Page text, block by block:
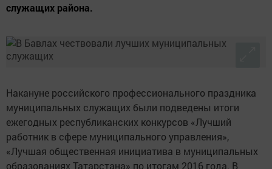
служащих района.
Накануне российского профессионального праздника
муниципальных служащих были подведены итоги
ежегодных республиканских конкурсов «Лучший
работник в сфере муниципального управления»,
«Лучшая общественная инициатива в муниципальных
образованиях Татарстана» по итогам 2016 года. В